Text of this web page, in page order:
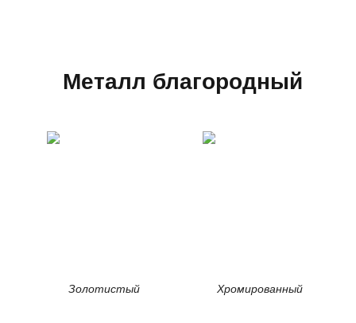
Металл благородный
Золотистый Хромированный